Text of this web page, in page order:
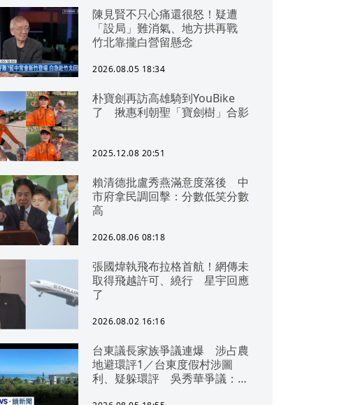
陳見賢不只心痛還很怒！疑遭
「設局」難消氣、地方拱再戰
竹北靠攏白營留懸念
2026.08.05 18:34
朴寶劍再訪高雄騎到YouBike
了 揪惠利朝聖「寶劍樹」合影
2025.12.08 20:51
賴清德批盧秀燕滿意度落後 中
市府拿民調回擊：分數低笑分數
高
2026.08.06 08:18
張國煒執飛布拉格首航！網傳未
取得飛越許可、繞行 星宇回應
了
2026.08.02 16:16
台東議長家族爭議連爆 涉占農
地避環評1／台東度假村涉圖
利、疑躲環評 吳秀華爭議：概